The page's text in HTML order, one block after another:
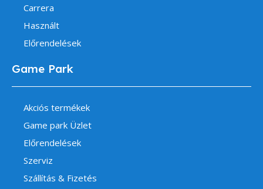
Carrera
Használt
Előrendelések
Game Park
Akciós termékek
Game park Üzlet
Előrendelések
Szerviz
Szállítás & Fizetés